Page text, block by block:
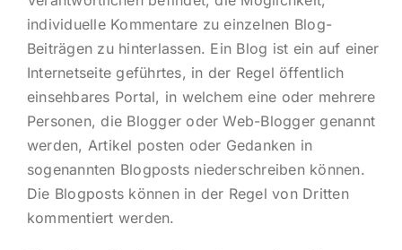
individuelle Kommentare zu einzelnen Blog-
Beiträgen zu hinterlassen. Ein Blog ist ein auf einer
Internetseite geführtes, in der Regel öffentlich
einsehbares Portal, in welchem eine oder mehrere
Personen, die Blogger oder Web-Blogger genannt
werden, Artikel posten oder Gedanken in
sogenannten Blogposts niederschreiben können.
Die Blogposts können in der Regel von Dritten
kommentiert werden.